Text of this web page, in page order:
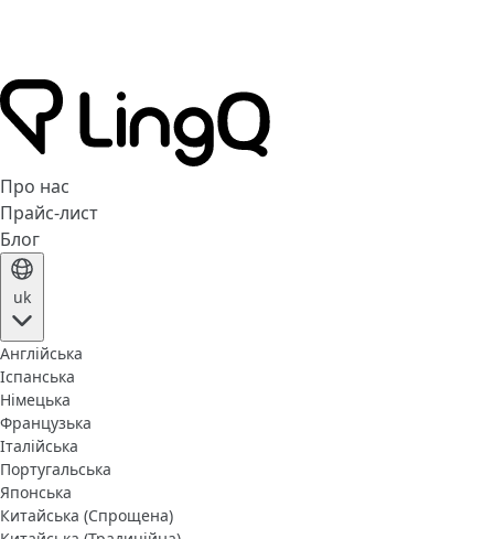
Про нас
Прайс-лист
Блог
uk
Англійська
Іспанська
Німецька
Французька
Італійська
Португальська
Японська
Китайська (Спрощена)